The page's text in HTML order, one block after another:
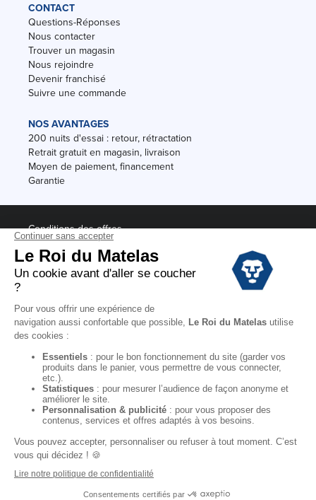
CONTACT
Questions-Réponses
Nous contacter
Trouver un magasin
Nous rejoindre
Devenir franchisé
Suivre une commande
NOS AVANTAGES
200 nuits d'essai : retour, rétractation
Retrait gratuit en magasin, livraison
Moyen de paiement, financement
Garantie
Conditions des offres
Black Friday
Destockage
Soldes
Conditions Générales de vente magasin
Conditions Générales de vente internet
Mentions Légales
Données personnelles
Codes promo Le Roi du Matelas
Copyright © 2022. All rights reserved.